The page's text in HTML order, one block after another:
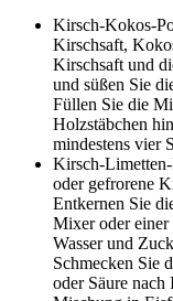
Kirsch-Kokos-
Kirschsaft,
Kirschsaft und
und süßen Sie
Füllen Sie die
Holzstäbchen
mindestens vier
Kirsch-
oder gefrorene
Entkernen Sie
Mixer oder einer
Wasser und
Schmecken Sie
oder Säure